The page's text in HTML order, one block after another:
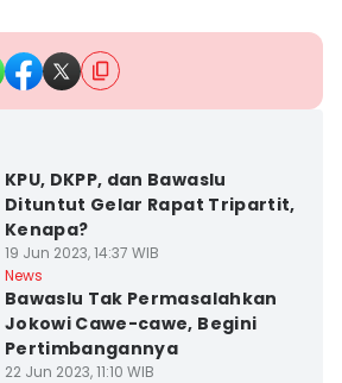
KPU, DKPP, dan Bawaslu
Dituntut Gelar Rapat Tripartit,
Kenapa?
19 Jun 2023, 14:37 WIB
News
Bawaslu Tak Permasalahkan
Jokowi Cawe-cawe, Begini
Pertimbangannya
22 Jun 2023, 11:10 WIB